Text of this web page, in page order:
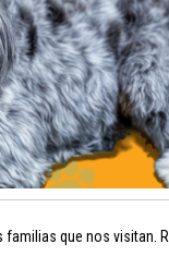
que nos visitan.